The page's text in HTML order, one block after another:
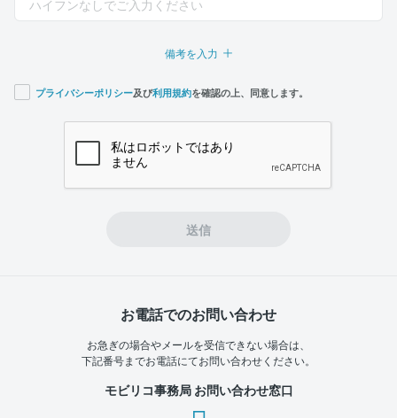
備考を入力
プライバシーポリシー及び利用規約を確認の上、同意します。
送信
お電話でのお問い合わせ
お急ぎの場合やメールを受信できない場合は、
下記番号までお電話にてお問い合わせください。
モビリコ事務局 お問い合わせ窓口